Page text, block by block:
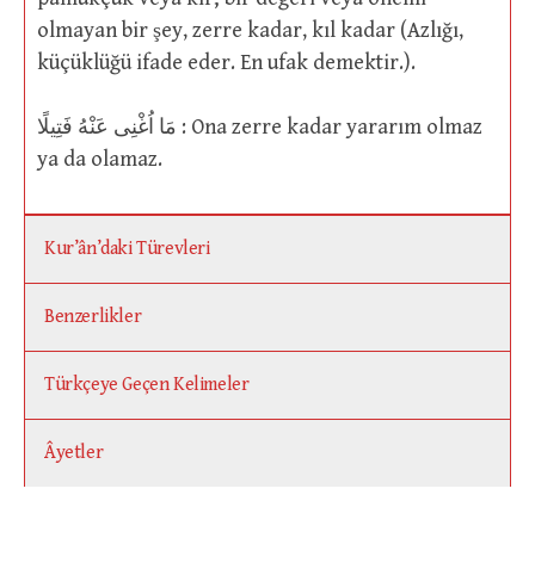
olmayan bir şey, zerre kadar, kıl kadar (Azlığı,
küçüklüğü ifade eder. En ufak demektir.).
مَا اُغْنِى عَنْهُ فَتِيلًا : Ona zerre kadar yararım olmaz
ya da olamaz.
Kur’ân’daki Türevleri
Benzerlikler
Türkçeye Geçen Kelimeler
Âyetler